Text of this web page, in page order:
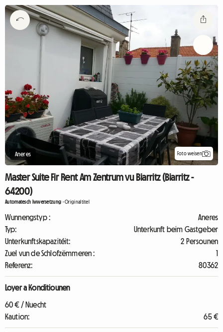
Aneres Foto weisen
Master Suite Fir Rent Am Zentrum vu Biarritz (Biarritz -
64200)
Automatesch Iwwersetzung -Originaltitel
Wunnengstyp :
Aneres
Typ:
Unterkunft beim Gastgeber
Unterkunftskapazitéit:
2 Persounen
Zuel vun de Schlofzëmmeren :
1
Referenz:
80362
Loyer a Konditiounen
60 € / Nuecht
Kaution:
65 €